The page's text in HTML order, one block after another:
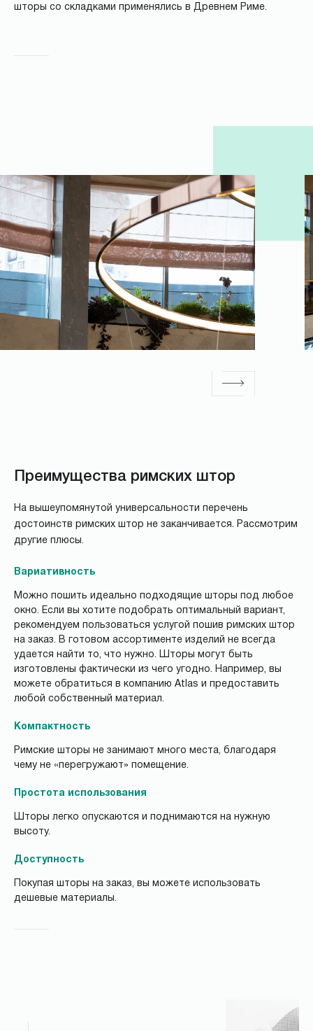
шторы со складками применялись в Древнем Риме.
Преимущества римских штор
На вышеупомянутой универсальности перечень
достоинств римских штор не заканчивается. Рассмотрим
другие плюсы.
Вариативность
Можно пошить идеально подходящие шторы под любое
окно. Если вы хотите подобрать оптимальный вариант,
рекомендуем пользоваться услугой пошив римских штор
на заказ. В готовом ассортименте изделий не всегда
удается найти то, что нужно. Шторы могут быть
изготовлены фактически из чего угодно. Например, вы
можете обратиться в компанию Atlas и предоставить
любой собственный материал.
Компактность
Римские шторы не занимают много места, благодаря
чему не «перегружают» помещение.
Простота использования
Шторы легко опускаются и поднимаются на нужную
высоту.
Доступность
Покупая шторы на заказ, вы можете использовать
дешевые материалы.